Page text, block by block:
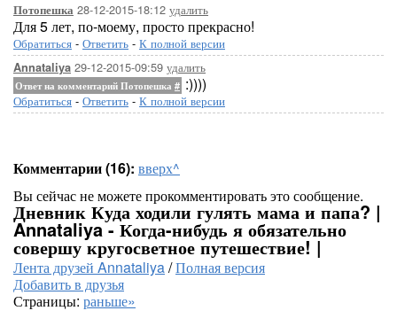
Потопешка 28-12-2015-18:12 удалить
Для 5 лет, по-моему, просто прекрасно!
Обратиться - Ответить - К полной версии
Annataliya 29-12-2015-09:59 удалить
Ответ на комментарий Потопешка # :))))
Обратиться - Ответить - К полной версии
Комментарии (16): вверх^
Вы сейчас не можете прокомментировать это сообщение.
Дневник Куда ходили гулять мама и папа? |
Annataliya - Когда-нибудь я обязательно
совершу кругосветное путешествие! |
Лента друзей Annataliya/Полная версия
Добавить в друзья
Страницы: раньше»